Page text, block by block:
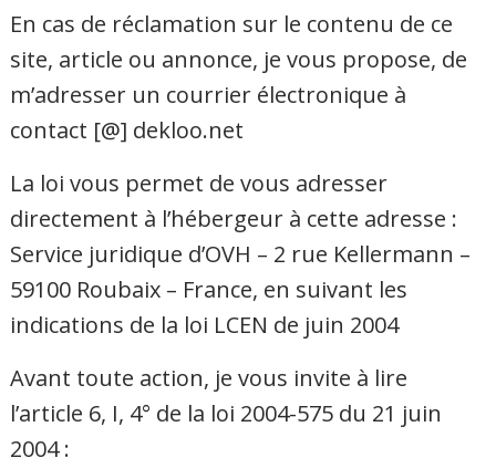
En cas de réclamation sur le contenu de ce
site, article ou annonce, je vous propose, de
m’adresser un courrier électronique à
contact [@] dekloo.net
La loi vous permet de vous adresser
directement à l’hébergeur à cette adresse :
Service juridique d’OVH – 2 rue Kellermann –
59100 Roubaix – France, en suivant les
indications de la loi LCEN de juin 2004
Avant toute action, je vous invite à lire
l’article 6, I, 4° de la loi 2004-575 du 21 juin
2004 :